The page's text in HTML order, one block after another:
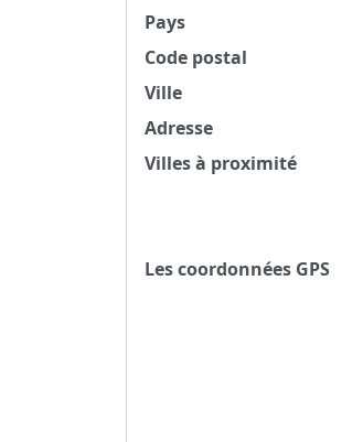
Pays
Code postal
Ville
Adresse
Villes à proximité
Les coordonnées GPS